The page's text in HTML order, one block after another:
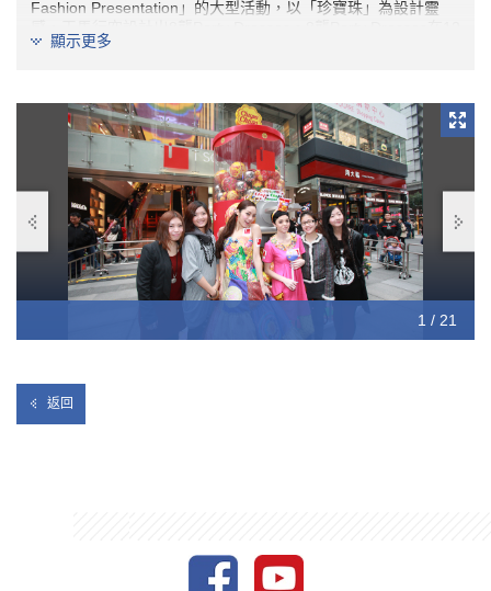
Fashion Presentation」的大型活動，以「珍寶珠」為設計靈
月12日的時裝匯演之後，將連同商戶推介的送禮之選展覽在商
學生們在設計中注入了自己對「珍寶珠」獨有的心情故事，配合
多元化的材料，製作出青春活潑並帶有一點健康性感的Party
Dress，就像同學們一樣年輕而有活力，亦跟長青的「珍寶珠」
非常搭配。作為書院的「時裝造型及形象設計高級文憑」導師，
Gary在製作過程當中親授學生們當下最流行的Styling技巧，為
每一襲Party Dress添上了點點潮流感。
顯示更多
1 / 21
2 / 21
3 / 21
4 / 21
5 / 21
6 / 21
7 / 21
8 / 21
9 / 21
10 / 21
11 / 21
12 / 21
13 / 21
14 / 21
15 / 21
16 / 21
17 / 21
18 / 21
19 / 21
20 / 21
21 / 21
返回